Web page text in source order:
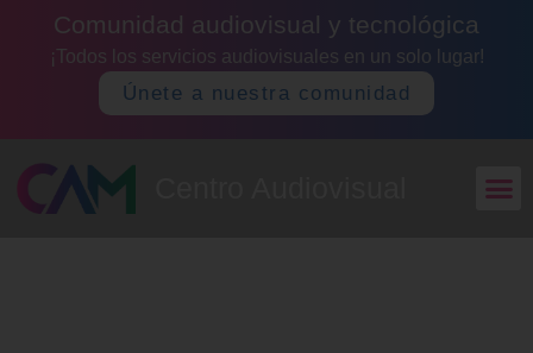
Comunidad audiovisual y tecnológica
¡Todos los servicios audiovisuales en un solo lugar!
Únete a nuestra comunidad